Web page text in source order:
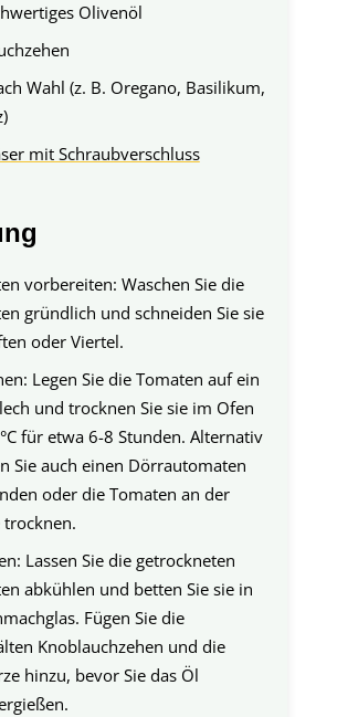
Olivenöl
Wahl (z. B. Oregano, Basilikum,
mit Schraubverschluss
vorbereiten: Waschen Sie die
gründlich und schneiden Sie sie
oder Viertel.
Legen Sie die Tomaten auf ein
und trocknen Sie sie im Ofen
für etwa 6-8 Stunden. Alternativ
Sie auch einen Dörrautomaten
oder die Tomaten an der
trocknen.
Lassen Sie die getrockneten
abkühlen und betten Sie sie in
Fügen Sie die
Knoblauchzehen und die
hinzu, bevor Sie das Öl